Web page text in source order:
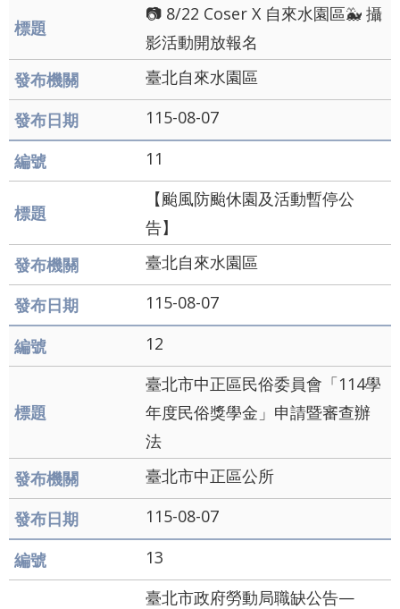
📷 8/22 Coser X 自來水園區🐳 攝
影活動開放報名
臺北自來水園區
115-08-07
11
【颱風防颱休園及活動暫停公
告】
臺北自來水園區
115-08-07
12
臺北市中正區民俗委員會「114學
年度民俗獎學金」申請暨審查辦
法
臺北市中正區公所
115-08-07
13
臺北市政府勞動局職缺公告—